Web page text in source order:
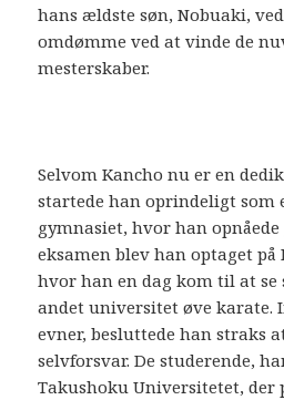
hans ældste søn, Nobuaki,
omdømme ved at vinde de
mesterskaber.
Selvom Kancho nu er en
startede han oprindeligt som
gymnasiet, hvor han opnåede
eksamen blev han optaget
hvor han en dag kom til at se
andet universitet øve karate.
evner, besluttede han straks
selvforsvar. De studerende,
Takushoku Universitetet, der